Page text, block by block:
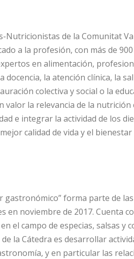
Nutricionistas de la Comunitat
a la profesión, con más de
en alimentación,
la atención clínica, la
colectiva y social o la
valor la relevancia de la
e integrar la actividad de los
calidad de vida y el
gastronómico” forma parte de
en noviembre de 2017. Cuenta
el campo de especias, salsas y
la Cátedra es desarrollar
y en particular las